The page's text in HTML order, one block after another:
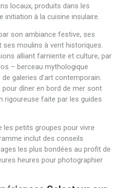
locaux, produits dans les
initiation à la cuisine insulaire.
son ambiance festive, ses
ses moulins à vent historiques.
alliant farniente et culture, par
– berceau mythologique
galeries d’art contemporain.
dîner en bord de mer sont
rigoureuse faite par les guides
les petits groupes pour vivre
inclut des conseils
les plus bondées au profit de
heures pour photographier